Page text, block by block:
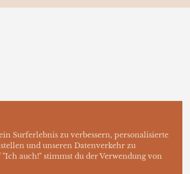
Surferlebnis zu verbessern, personalisierte
und unseren Datenverkehr zu
auch!" stimmst du der Verwendung von